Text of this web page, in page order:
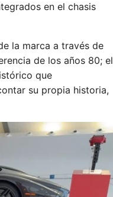
en el chasis
la marca a través de
de los años 80; el
que
su propia historia,